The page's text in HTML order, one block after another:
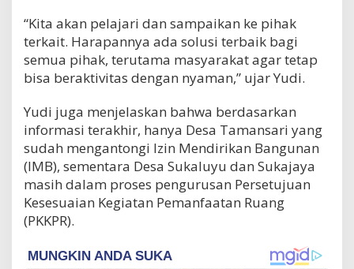
“Kita akan pelajari dan sampaikan ke pihak
terkait. Harapannya ada solusi terbaik bagi
semua pihak, terutama masyarakat agar tetap
bisa beraktivitas dengan nyaman,” ujar Yudi.
Yudi juga menjelaskan bahwa berdasarkan
informasi terakhir, hanya Desa Tamansari yang
sudah mengantongi Izin Mendirikan Bangunan
(IMB), sementara Desa Sukaluyu dan Sukajaya
masih dalam proses pengurusan Persetujuan
Kesesuaian Kegiatan Pemanfaatan Ruang
(PKKPR).